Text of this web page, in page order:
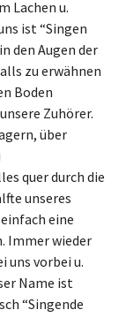
Lachen u.
ist “Singen
den Augen der
zu erwähnen
Boden
Zuhörer.
über
quer durch die
unseres
eine
Immer wieder
uns vorbei u.
Name ist
“Singende